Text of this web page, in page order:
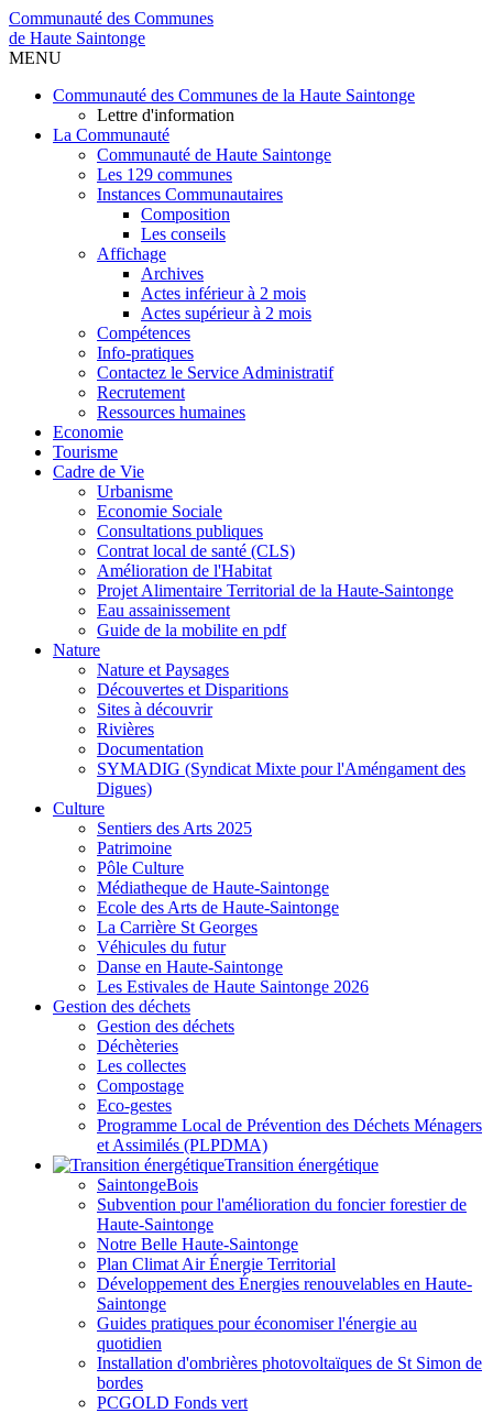
Communauté des Communes
de Haute Saintonge
MENU
Communauté des Communes de la Haute Saintonge
Lettre d'information
La Communauté
Communauté de Haute Saintonge
Les 129 communes
Instances Communautaires
Composition
Les conseils
Affichage
Archives
Actes inférieur à 2 mois
Actes supérieur à 2 mois
Compétences
Info-pratiques
Contactez le Service Administratif
Recrutement
Ressources humaines
Economie
Tourisme
Cadre de Vie
Urbanisme
Economie Sociale
Consultations publiques
Contrat local de santé (CLS)
Amélioration de l'Habitat
Projet Alimentaire Territorial de la Haute-Saintonge
Eau assainissement
Guide de la mobilite en pdf
Nature
Nature et Paysages
Découvertes et Disparitions
Sites à découvrir
Rivières
Documentation
SYMADIG (Syndicat Mixte pour l'Améngament des
Digues)
Culture
Sentiers des Arts 2025
Patrimoine
Pôle Culture
Médiatheque de Haute-Saintonge
Ecole des Arts de Haute-Saintonge
La Carrière St Georges
Véhicules du futur
Danse en Haute-Saintonge
Les Estivales de Haute Saintonge 2026
Gestion des déchets
Gestion des déchets
Déchèteries
Les collectes
Compostage
Eco-gestes
Programme Local de Prévention des Déchets Ménagers
et Assimilés (PLPDMA)
Transition énergétique
SaintongeBois
Subvention pour l'amélioration du foncier forestier de
Haute-Saintonge
Notre Belle Haute-Saintonge
Plan Climat Air Énergie Territorial
Développement des Énergies renouvelables en Haute-
Saintonge
Guides pratiques pour économiser l'énergie au
quotidien
Installation d'ombrières photovoltaïques de St Simon de
bordes
PCGOLD Fonds vert